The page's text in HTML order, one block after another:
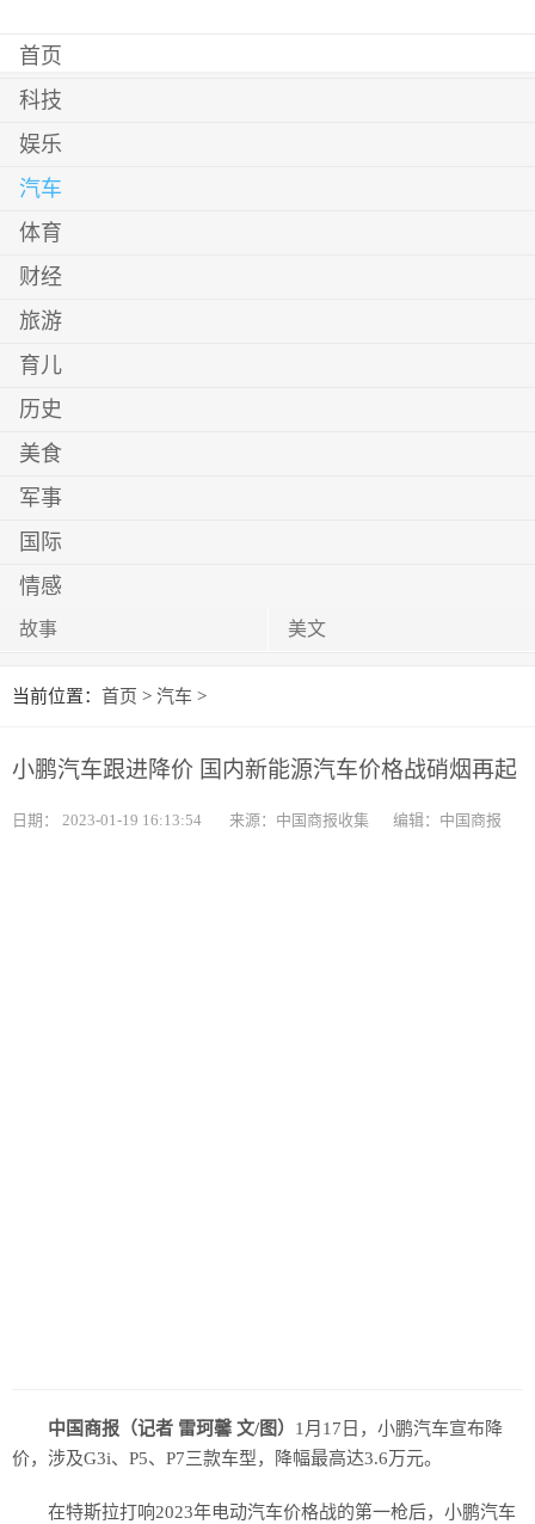
首页
科技
娱乐
汽车
体育
财经
旅游
育儿
历史
美食
军事
国际
情感
故事 美文
当前位置： 首页 > 汽车 >
小鹏汽车跟进降价 国内新能源汽车价格战硝烟再起
日期： 2023-01-19 16:13:54 来源：中国商报收集 编辑：中国商报
中国商报（记者 雷珂馨 文/图） 1月17日，小鹏汽车宣布降
价，涉及G3i、P5、P7三款车型，降幅最高达3.6万元。
在特斯拉打响2023年电动汽车价格战的第一枪后，小鹏汽车